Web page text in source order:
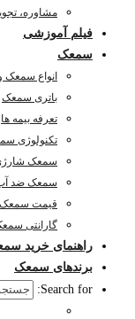
مشاوره،
فیلم آموزشی
سمعک
انواع سمعک
باتری سمعک
تعرفه بیمه ها
تکنولوژی
سمعک
سمعک ضد
قیمت سمعک
گارانتی
راهنمای خرید
برندهای سمعک
Search for: